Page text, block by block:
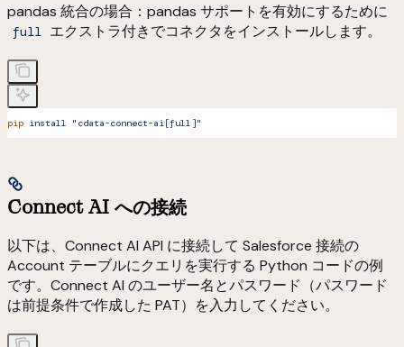
pandas 統合の場合：pandas サポートを有効にするために
full エクストラ付きでコネクタをインストールします。
pip install "cdata-connect-ai[full]"
Connect AI への接続
以下は、Connect AI API に接続して Salesforce 接続の
Account テーブルにクエリを実行する Python コードの例
です。Connect AI のユーザー名とパスワード（パスワード
は前提条件で作成した PAT）を入力してください。